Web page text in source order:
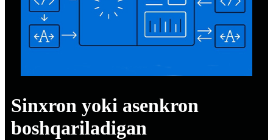
Sinxron yoki asenkron
boshqariladigan